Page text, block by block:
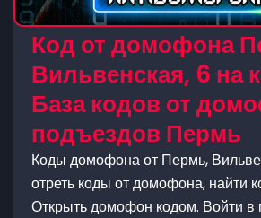
Код от домофона
Вильвенская, 6 на
База кодов от
подъездов Пермь
Коды домофона от Пермь,
отреть коды от домофона, найти
Открыть домофон кодом. Войти в